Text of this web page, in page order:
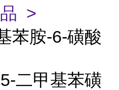
>
苯胺-6-磺酸
二甲基苯磺